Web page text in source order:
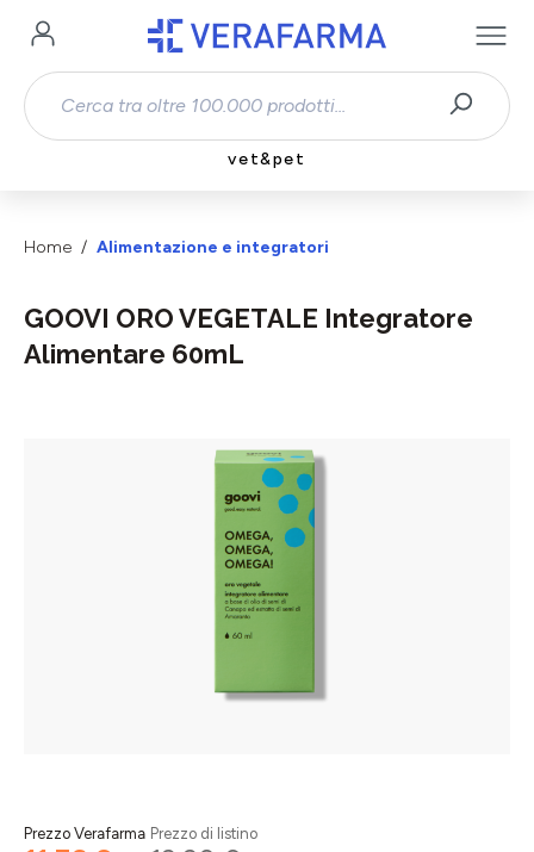
Passa al contenuto principale
vet&pet
Home Alimentazione e integratori
GOOVI ORO VEGETALE Integratore
Alimentare 60mL
Salta la galleria di immagini
Prezzo Verafarma Prezzo di listino